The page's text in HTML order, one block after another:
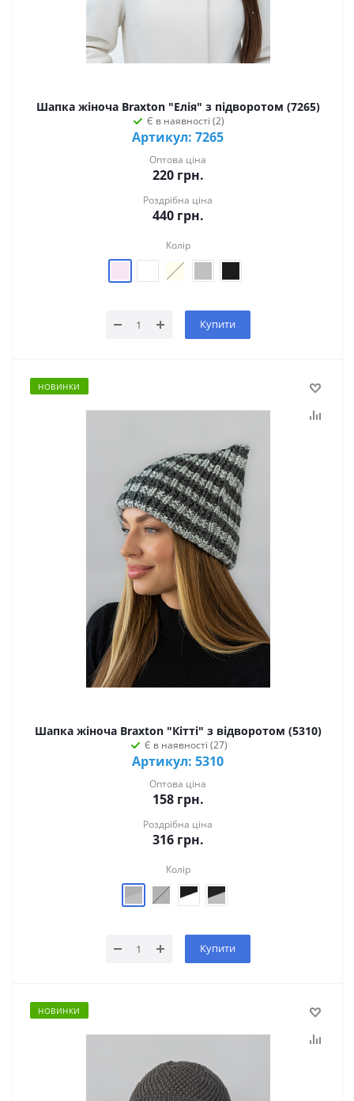
Шапка жіноча Braxton "Елія" з підворотом (7265)
Є в наявності (2)
Артикул: 7265
Оптова ціна
220грн.
Роздрібна ціна
440грн.
Колір
Купити
НОВИНКИ
Шапка жіноча Braxton "Кітті" з відворотом (5310)
Є в наявності (27)
Артикул: 5310
Оптова ціна
158грн.
Роздрібна ціна
316грн.
Колір
Купити
НОВИНКИ